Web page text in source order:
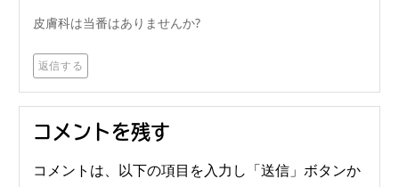
皮膚科は当番はありませんか?
返信する
コメントを残す
コメントは、以下の項目を入力し「送信」ボタンか